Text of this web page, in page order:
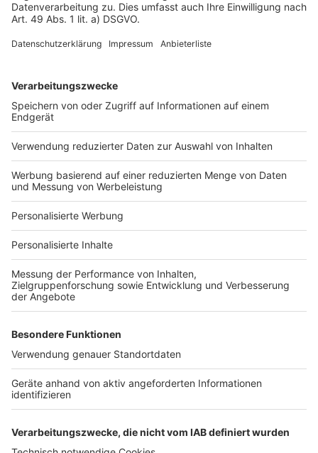
Impressum
Services
Bauprojekt-Quiz
Häuser-Suche
Hausanbieter-Suche
Bauprojekt-Profil
Für Unternehmen
Ihre Baufirma auf bauen.de
Kostenloses Infogespräch